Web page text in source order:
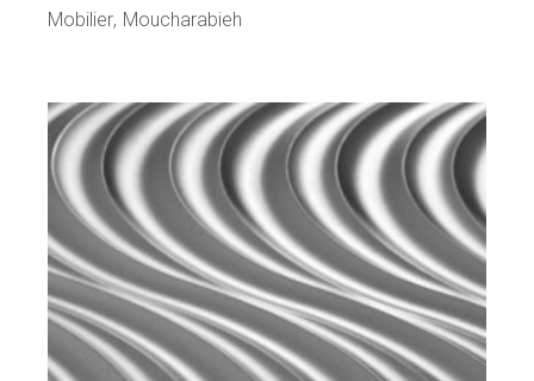
Mobilier Moucharabieh